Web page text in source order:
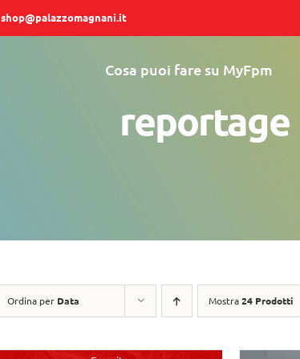
shop@palazzomagnani.it
Cosa puoi fare su MyFpm
reportage
Ordina per Data Mostra24 Prodotti